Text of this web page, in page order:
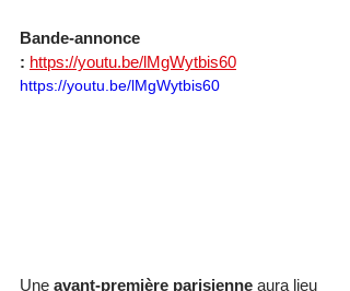
Bande-annonce
: https://youtu.be/lMgWytbis60
https://youtu.be/lMgWytbis60
Une avant-première parisienne aura lieu